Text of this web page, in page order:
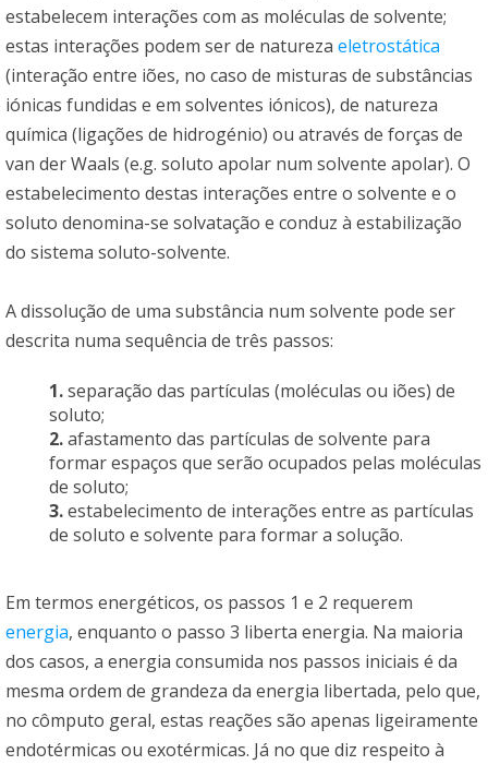
estabelecem interações com as moléculas de solvente;
estas interações podem ser de natureza eletrostática
(interação entre iões, no caso de misturas de substâncias
iónicas fundidas e em solventes iónicos), de natureza
química (ligações de hidrogénio) ou através de forças de
van der Waals (e.g. soluto apolar num solvente apolar). O
estabelecimento destas interações entre o solvente e o
soluto denomina-se solvatação e conduz à estabilização
do sistema soluto-solvente.
A dissolução de uma substância num solvente pode ser
descrita numa sequência de três passos:
1.separação das partículas (moléculas ou iões) de
soluto;
2.afastamento das partículas de solvente para
formar espaços que serão ocupados pelas moléculas
de soluto;
3.estabelecimento de interações entre as partículas
de soluto e solvente para formar a solução.
Em termos energéticos, os passos 1 e 2 requerem
energia, enquanto o passo 3 liberta energia. Na maioria
dos casos, a energia consumida nos passos iniciais é da
mesma ordem de grandeza da energia libertada, pelo que,
no cômputo geral, estas reações são apenas ligeiramente
endotérmicas ou exotérmicas. Já no que diz respeito à